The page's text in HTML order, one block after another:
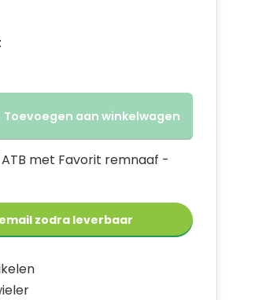
Toevoegen aan winkelwagen
met Favorit remnaaf -
zodra leverbaar